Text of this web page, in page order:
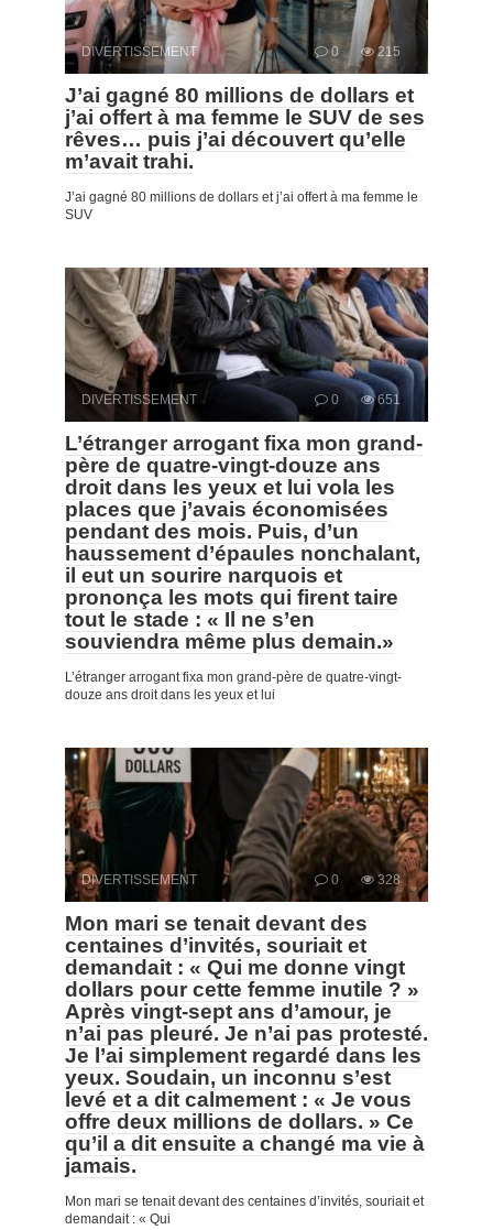
DIVERTISSEMENT 0 215
J’ai gagné 80 millions de dollars et
j’ai offert à ma femme le SUV de ses
rêves… puis j’ai découvert qu’elle
m’avait trahi.
J’ai gagné 80 millions de dollars et j’ai offert à ma femme le
SUV
DIVERTISSEMENT 0 651
L’étranger arrogant fixa mon grand-
père de quatre-vingt-douze ans
droit dans les yeux et lui vola les
places que j’avais économisées
pendant des mois. Puis, d’un
haussement d’épaules nonchalant,
il eut un sourire narquois et
prononça les mots qui firent taire
tout le stade : « Il ne s’en
souviendra même plus demain.»
L’étranger arrogant fixa mon grand-père de quatre-vingt-
douze ans droit dans les yeux et lui
DIVERTISSEMENT 0 328
Mon mari se tenait devant des
centaines d’invités, souriait et
demandait : « Qui me donne vingt
dollars pour cette femme inutile ? »
Après vingt-sept ans d’amour, je
n’ai pas pleuré. Je n’ai pas protesté.
Je l’ai simplement regardé dans les
yeux. Soudain, un inconnu s’est
levé et a dit calmement : « Je vous
offre deux millions de dollars. » Ce
qu’il a dit ensuite a changé ma vie à
jamais.
Mon mari se tenait devant des centaines d’invités, souriait et
demandait : « Qui